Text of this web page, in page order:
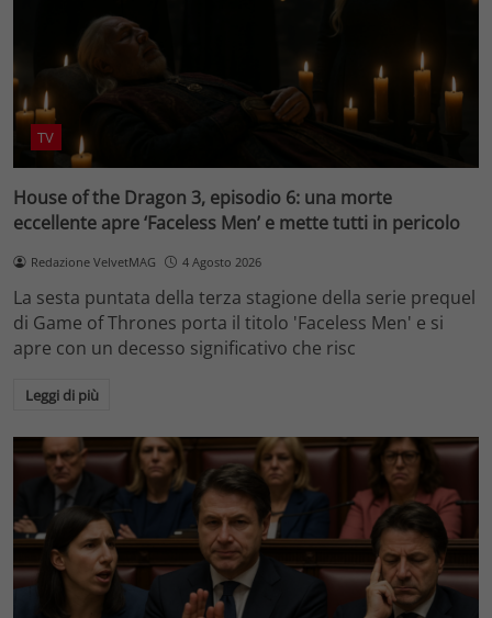
TV
House of the Dragon 3, episodio 6: una morte
eccellente apre ‘Faceless Men’ e mette tutti in pericolo
Redazione VelvetMAG 4 Agosto 2026
La sesta puntata della terza stagione della serie prequel
di Game of Thrones porta il titolo 'Faceless Men' e si
apre con un decesso significativo che risc
Leggi di più